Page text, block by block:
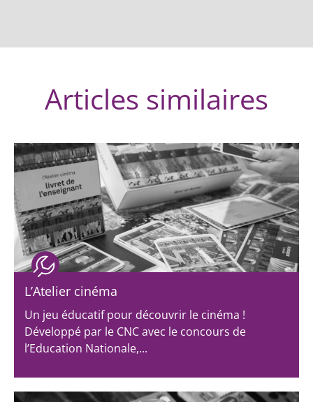
Articles similaires
L’Atelier cinéma
Un jeu éducatif pour découvrir le cinéma !
Développé par le CNC avec le concours de
l’Education Nationale,...